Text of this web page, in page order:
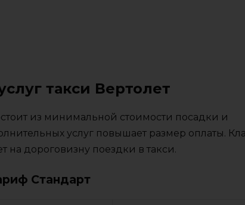
такси Вертолет
из минимальной стоимости посадки и
услуг повышает размер оплаты.
дороговизну поездки в такси.
Стандарт